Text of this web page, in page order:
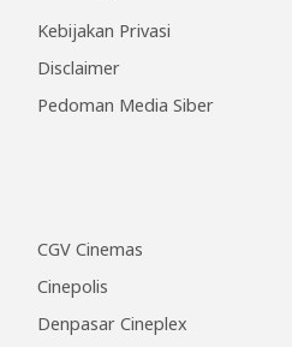
CGV Cinemas
Cinepolis
Denpasar Cineplex
Kebijakan Privasi
Disclaimer
Pedoman Media Siber